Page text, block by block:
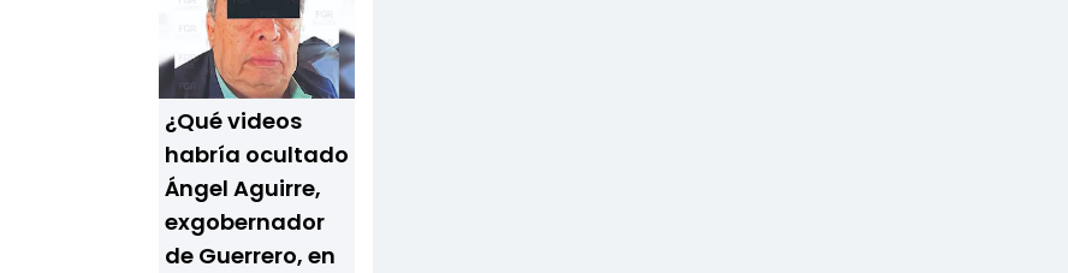
¿Qué videos
habría ocultado
Ángel Aguirre,
exgobernador
de Guerrero, en